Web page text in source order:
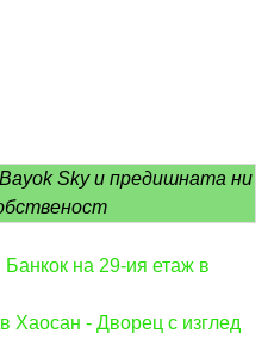
Sky и предишната ни
на 29-ия етаж в
Хаосан - Дворец с изглед